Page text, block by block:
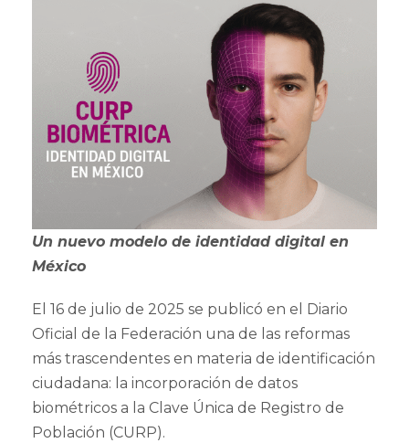
Un nuevo modelo de identidad digital en
México
El 16 de julio de 2025 se publicó en el Diario
Oficial de la Federación una de las reformas
más trascendentes en materia de identificación
ciudadana: la incorporación de datos
biométricos a la Clave Única de Registro de
Población (CURP).